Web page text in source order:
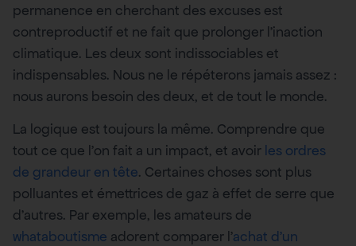
permanence en cherchant des excuses est
contreproductif et ne fait que prolonger l’inaction
climatique. Les deux sont indissociables et
indispensables. Nous ne le répéterons jamais assez :
nous aurons besoin des deux, et de tout le monde.
La logique est toujours la même. Comprendre que
tout ce que l’on fait a un impact, et avoir les ordres
de grandeur en tête. Certaines choses sont plus
polluantes et émettrices de gaz à effet de serre que
d’autres. Par exemple, les amateurs de
whataboutisme adorent comparer l’achat d’un